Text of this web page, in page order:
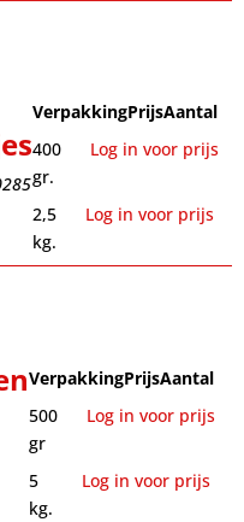
VerpakkingPrijsAantal
400
gr.
Log in voor prijs
2,5
kg.
Log in voor prijs
VerpakkingPrijsAantal
500
gr
Log in voor prijs
5
kg.
Log in voor prijs